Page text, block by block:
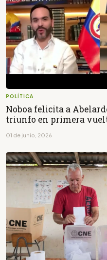
POLÍTICA
Noboa felicita a
triunfo en primera
01 de junio, 2026